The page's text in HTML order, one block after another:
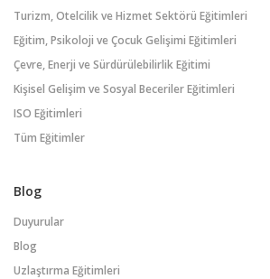
Turizm, Otelcilik ve Hizmet Sektörü Eğitimleri
Eğitim, Psikoloji ve Çocuk Gelişimi Eğitimleri
Çevre, Enerji ve Sürdürülebilirlik Eğitimi
Kişisel Gelişim ve Sosyal Beceriler Eğitimleri
ISO Eğitimleri
Tüm Eğitimler
Blog
Duyurular
Blog
Uzlaştırma Eğitimleri